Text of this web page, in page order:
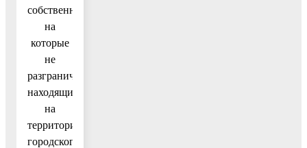
собственность
на
которые
не
разграничена,
находящихся
на
территории
городского